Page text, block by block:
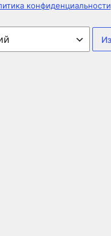
конфиденциальности